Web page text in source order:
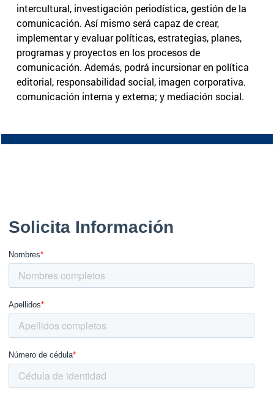
intercultural, investigación periodística, gestión de la
comunicación. Así mismo será capaz de crear,
implementar y evaluar políticas, estrategias, planes,
programas y proyectos en los procesos de
comunicación. Además, podrá incursionar en política
editorial, responsabilidad social, imagen corporativa.
comunicación interna y externa; y mediación social.